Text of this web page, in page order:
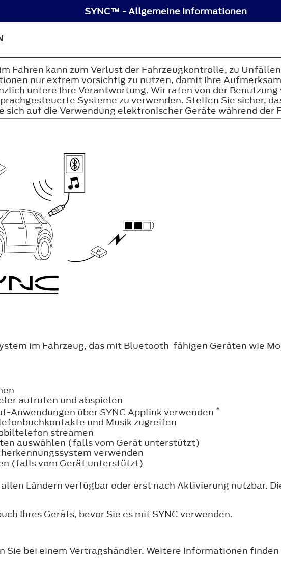
SYNC™ - Allgemeine Informationen
Fahren kann zum Verlust der Fahrzeugkontrolle, zu
nur extrem vorsichtig zu nutzen, damit Ihre
untere Ihre Verantwortung. Wir raten von der
Systeme zu verwenden. Stellen Sie sicher,
auf die Verwendung elektronischer Geräte während der
im Fahrzeug, das mit Bluetooth-fähigen Geräten wie
aufrufen und abspielen
Anwendungen über SYNC Applink verwenden *
und Musik zugreifen
streamen
auswählen (falls vom Gerät unterstützt)
verwenden
(falls vom Gerät unterstützt)
Ländern verfügbar oder erst nach Aktivierung nutzbar.
Ihres Geräts, bevor Sie es mit SYNC verwenden.
bei einem Vertragshändler. Weitere Informationen finden